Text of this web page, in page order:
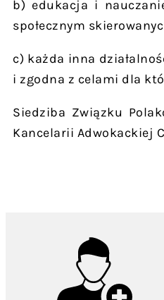
b) edukacja i
społecznym
c) każda inna
i zgodna z celami dla
Siedziba Związku
Kancelarii Adwokackiej